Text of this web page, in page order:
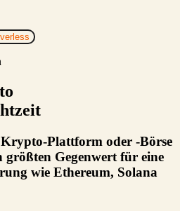
Krypto-Plattform oder -Börse
Gegenwert für eine
wie Ethereum, Solana